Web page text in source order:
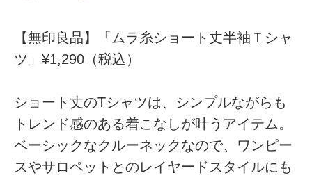
【無印良品】「ムラ糸ショート丈半袖Ｔシャ
ツ」¥1,290（税込）
ショート丈のTシャツは、シンプルながらも
トレンド感のある着こなしが叶うアイテム。
ベーシックなクルーネックなので、ワンピー
スやサロペットとのレイヤードスタイルにも